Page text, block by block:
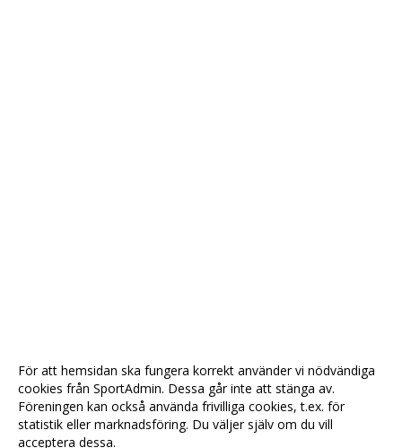
För att hemsidan ska fungera korrekt använder vi nödvändiga
cookies från SportAdmin. Dessa går inte att stänga av.
Föreningen kan också använda frivilliga cookies, t.ex. för
statistik eller marknadsföring. Du väljer själv om du vill
acceptera dessa.